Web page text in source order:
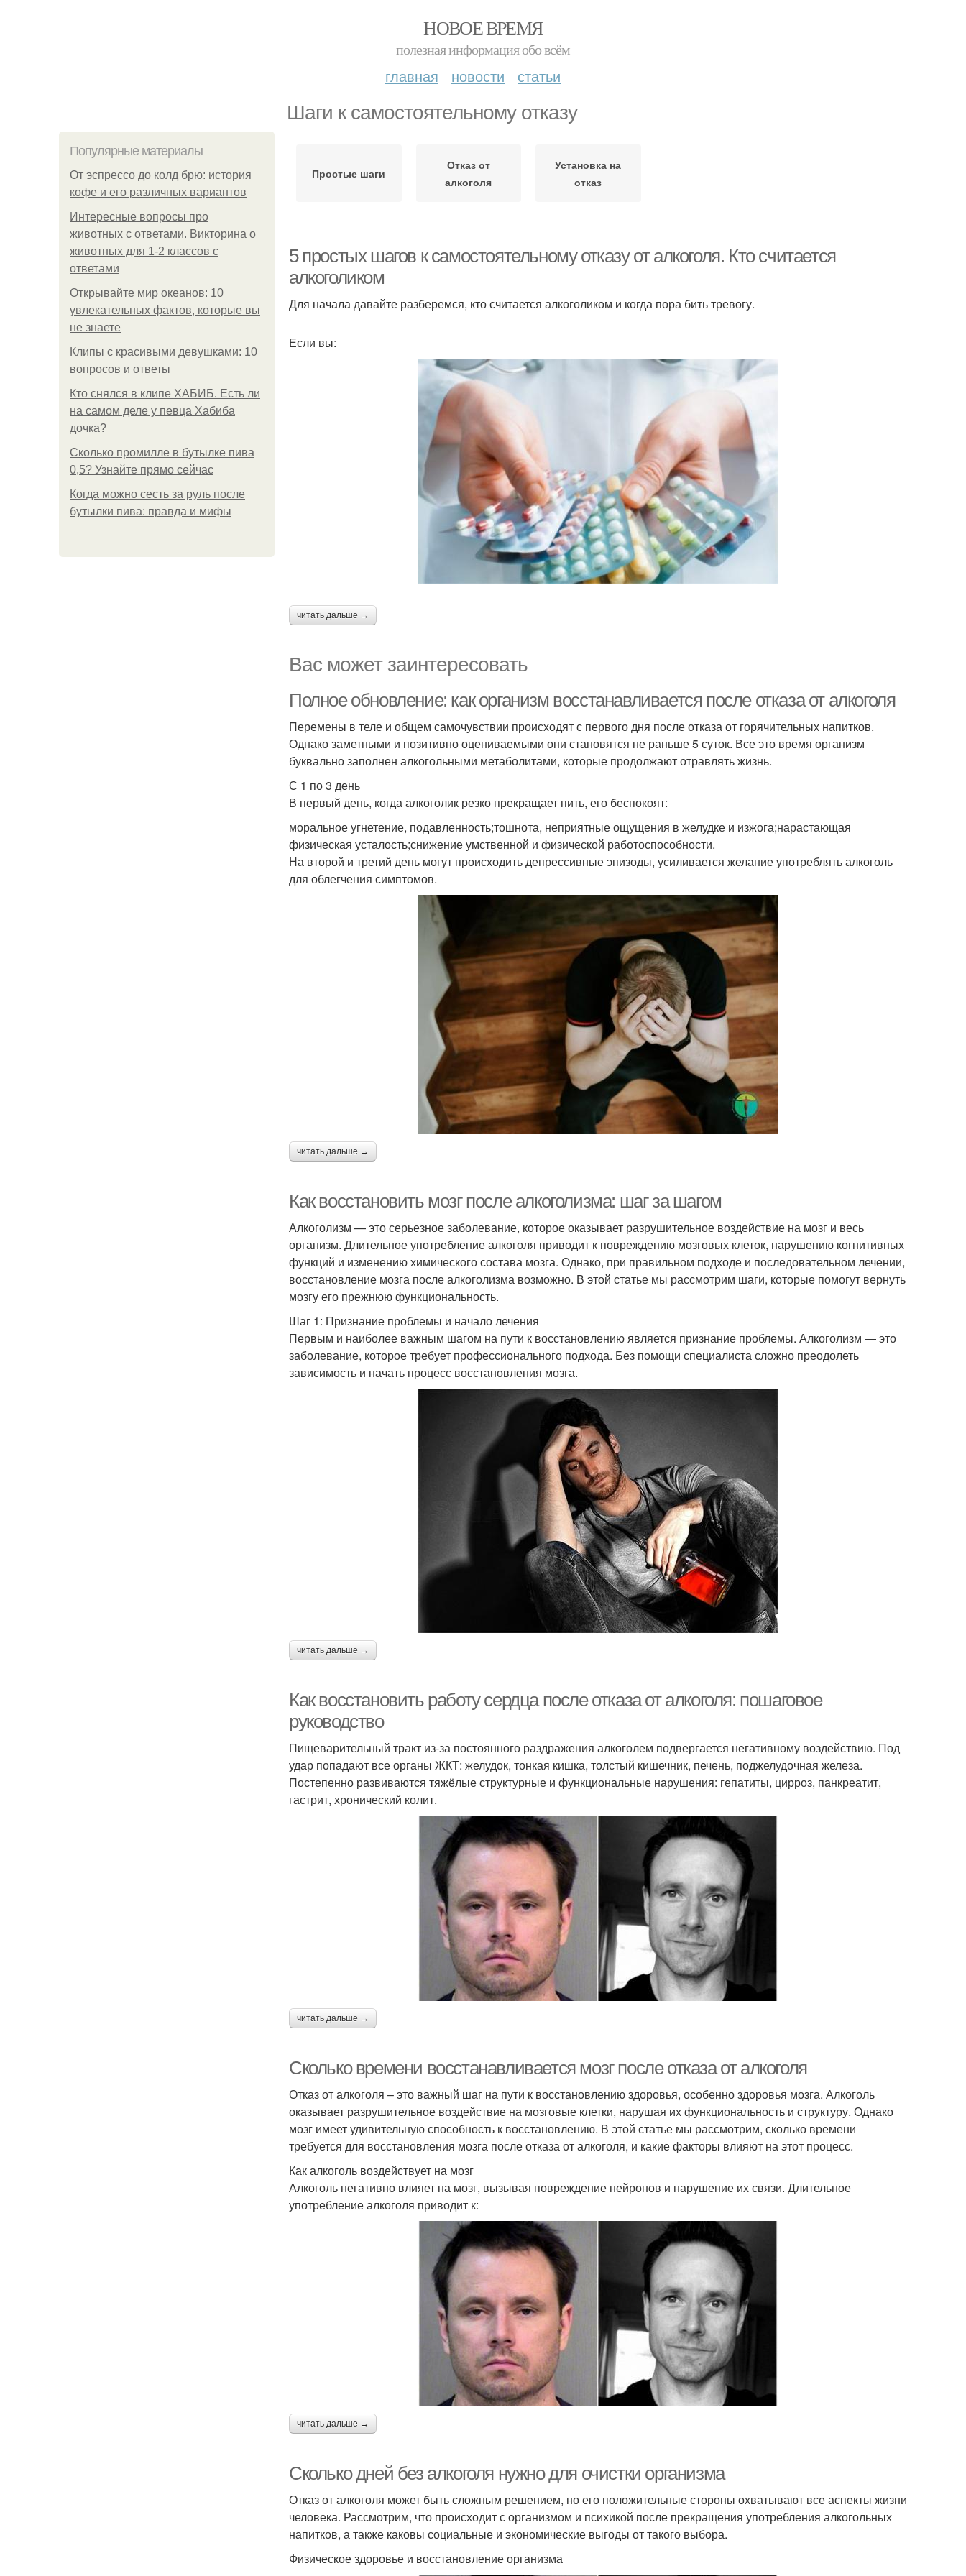
НОВОЕ ВРЕМЯ
полезная информация обо всём
главная новости статьи
Шаги к самостоятельному отказу
Популярные материалы
От эспрессо до колд брю: история
кофе и его различных вариантов
Интересные вопросы про
животных с ответами. Викторина о
животных для 1-2 классов с
ответами
Открывайте мир океанов: 10
увлекательных фактов, которые вы
не знаете
Клипы с красивыми девушками: 10
вопросов и ответы
Кто снялся в клипе ХАБИБ. Есть ли
на самом деле у певца Хабиба
дочка?
Сколько промилле в бутылке пива
0,5? Узнайте прямо сейчас
Когда можно сесть за руль после
бутылки пива: правда и мифы
Простые шаги
Отказ от
алкоголя
Установка на
отказ
5 простых шагов к самостоятельному отказу от алкоголя. Кто считается
алкоголиком
Для начала давайте разберемся, кто считается алкоголиком и когда пора бить тревогу.
Если вы:
читать дальше →
Вас может заинтересовать
Полное обновление: как организм восстанавливается после отказа от алкоголя
Перемены в теле и общем самочувствии происходят с первого дня после отказа от горячительных напитков.
Однако заметными и позитивно оцениваемыми они становятся не раньше 5 суток. Все это время организм
буквально заполнен алкогольными метаболитами, которые продолжают отравлять жизнь.
С 1 по 3 день
В первый день, когда алкоголик резко прекращает пить, его беспокоят:
моральное угнетение, подавленность;тошнота, неприятные ощущения в желудке и изжога;нарастающая
физическая усталость;снижение умственной и физической работоспособности.
На второй и третий день могут происходить депрессивные эпизоды, усиливается желание употреблять алкоголь
для облегчения симптомов.
читать дальше →
Как восстановить мозг после алкоголизма: шаг за шагом
Алкоголизм — это серьезное заболевание, которое оказывает разрушительное воздействие на мозг и весь
организм. Длительное употребление алкоголя приводит к повреждению мозговых клеток, нарушению когнитивных
функций и изменению химического состава мозга. Однако, при правильном подходе и последовательном лечении,
восстановление мозга после алкоголизма возможно. В этой статье мы рассмотрим шаги, которые помогут вернуть
мозгу его прежнюю функциональность.
Шаг 1: Признание проблемы и начало лечения
Первым и наиболее важным шагом на пути к восстановлению является признание проблемы. Алкоголизм — это
заболевание, которое требует профессионального подхода. Без помощи специалиста сложно преодолеть
зависимость и начать процесс восстановления мозга.
читать дальше →
Как восстановить работу сердца после отказа от алкоголя: пошаговое
руководство
Пищеварительный тракт из-за постоянного раздражения алкоголем подвергается негативному воздействию. Под
удар попадают все органы ЖКТ: желудок, тонкая кишка, толстый кишечник, печень, поджелудочная железа.
Постепенно развиваются тяжёлые структурные и функциональные нарушения: гепатиты, цирроз, панкреатит,
гастрит, хронический колит.
читать дальше →
Сколько времени восстанавливается мозг после отказа от алкоголя
Отказ от алкоголя – это важный шаг на пути к восстановлению здоровья, особенно здоровья мозга. Алкоголь
оказывает разрушительное воздействие на мозговые клетки, нарушая их функциональность и структуру. Однако
мозг имеет удивительную способность к восстановлению. В этой статье мы рассмотрим, сколько времени
требуется для восстановления мозга после отказа от алкоголя, и какие факторы влияют на этот процесс.
Как алкоголь воздействует на мозг
Алкоголь негативно влияет на мозг, вызывая повреждение нейронов и нарушение их связи. Длительное
употребление алкоголя приводит к:
читать дальше →
Сколько дней без алкоголя нужно для очистки организма
Отказ от алкоголя может быть сложным решением, но его положительные стороны охватывают все аспекты жизни
человека. Рассмотрим, что происходит с организмом и психикой после прекращения употребления алкогольных
напитков, а также каковы социальные и экономические выгоды от такого выбора.
Физическое здоровье и восстановление организма